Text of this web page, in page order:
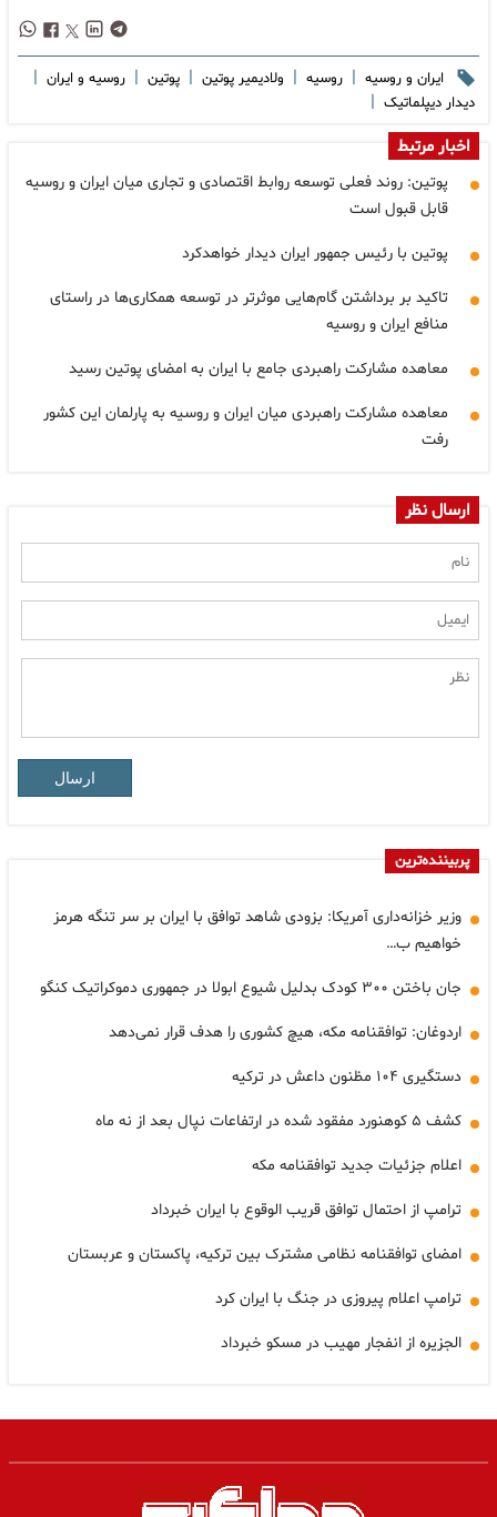
ایران و روسیه | روسیه | ولادیمیر پوتین | پوتین | روسیه و ایران |
دیدار دیپلماتیک |
اخبار مرتبط
پوتین: روند فعلی توسعه روابط اقتصادی و تجاری میان ایران و روسیه
قابل قبول است
پوتین با رئیس جمهور ایران دیدار خواهدکرد
تاکید بر برداشتن گام‌هایی موثرتر در توسعه همکاری‌ها در راستای
منافع ایران و روسیه
معاهده مشارکت راهبردی جامع با ایران به امضای پوتین رسید
معاهده مشارکت راهبردی میان ایران و روسیه به پارلمان این کشور
رفت
ارسال نظر
ارسال
پربیننده‌ترین
وزیر خزانه‌داری آمریکا: بزودی شاهد توافق با ایران بر سر تنگه هرمز
خواهیم ب…
جان باختن ۳۰۰ کودک بدلیل شیوع ابولا در جمهوری دموکراتیک کنگو
اردوغان: توافقنامه مکه، هیچ کشوری را هدف قرار نمی‌دهد
دستگیری ۱۰۴ مظنون داعش در ترکیه
کشف ۵ کوهنورد مفقود شده در ارتفاعات نپال بعد از نه ماه
اعلام جزئیات جدید توافقنامه مکه
ترامپ از احتمال توافق قریب الوقوع با ایران خبرداد
امضای توافقنامه نظامی مشترک بین ترکیه، پاکستان و عربستان
ترامپ اعلام پیروزی در جنگ با ایران کرد
الجزیره از انفجار مهیب در مسکو خبرداد